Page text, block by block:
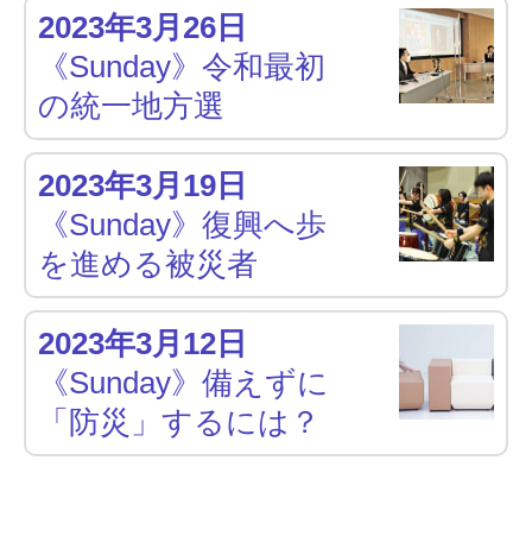
2023年3月26日
《Sunday》令和最初
の統一地方選
2023年3月19日
《Sunday》復興へ歩
を進める被災者
2023年3月12日
《Sunday》備えずに
「防災」するには？